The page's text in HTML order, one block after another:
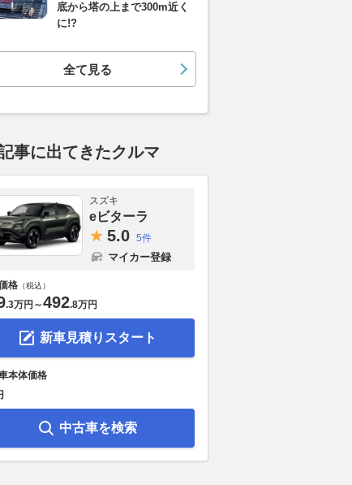
くない」と思うか
ドライブは休憩場
原の涼風”が魅力
2026.08.07
底から塔の上まで300m近く
に!?
全て見る
事に出てきたクルマ
スズキ
eビターラ
5.0 5件
マイカー登録
格 （税込）
.3万円 ～492.8万円
新車見積りスタート
本体価格
中古車を検索